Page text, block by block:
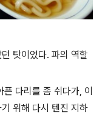
탓이었다. 파의 역할
픈 다리를 좀 쉬다가, 이
위해 다시 텐진 지하